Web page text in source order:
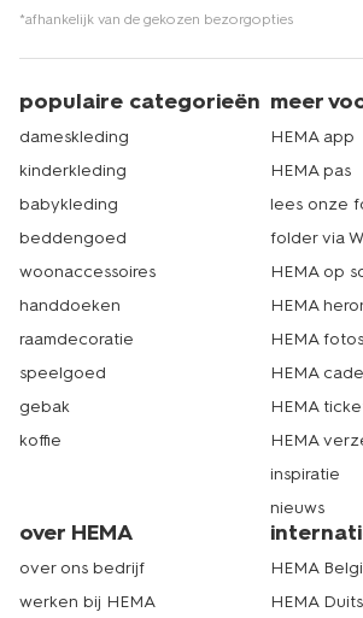
dameskleding, ondergoed en
*afhankelijk van de gekozen bezorgopties
populaire categorieën
dameskleding
kinderkleding
babykleding
beddengoed
woonaccessoires
handdoeken
raamdecoratie
speelgoed
gebak
koffie
meer
HEMA app
HEMA pas
lees onze
folder via
HEMA op
HEMA
HEMA
HEMA
HEMA
HEMA
inspiratie
nieuws
over HEMA
over ons bedrijf
werken bij HEMA
HEMA
HEMA